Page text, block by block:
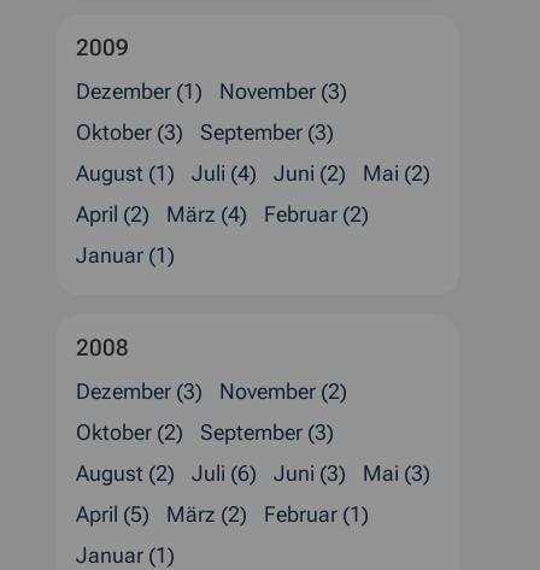
2009
Dezember (1)
November (3)
Oktober (3)
September (3)
August (1)
Juli (4) Juni (2)
Mai (2)
April (2)
März (4)
Februar (2)
Januar (1)
2008
Dezember (3)
November (2)
Oktober (2)
September (3)
August (2)
Juli (6) Juni (3)
Mai (3)
April (5)
März (2)
Februar (1)
Januar (1)